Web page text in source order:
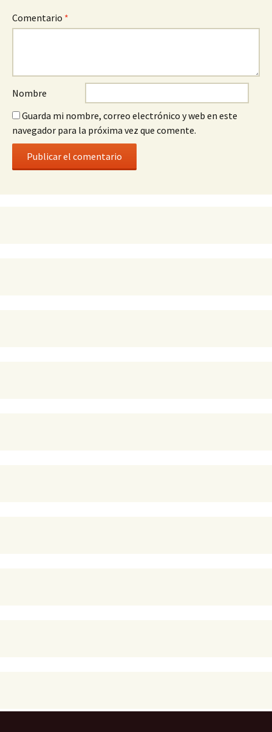
Comentario *
Nombre
Guarda mi nombre, correo electrónico y web en este
navegador para la próxima vez que comente.